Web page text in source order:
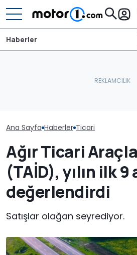
Haberler
Ana Sayfa Haberler Ticari
Ağır Ticari
(TAİD), yılın ilk 9
değerlendirdi
Satışlar olağan seyrediyor.